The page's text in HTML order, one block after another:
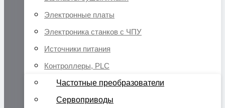
Электронные платы
Электроника станков с ЧПУ
Источники питания
Контроллеры, PLC
Частотные преобразователи
Сервоприводы